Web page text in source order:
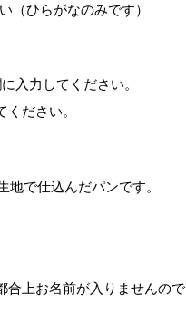
（ひらがなのみです）
入力してください。
ださい。
で仕込んだパンです。
上お名前が入りませんので